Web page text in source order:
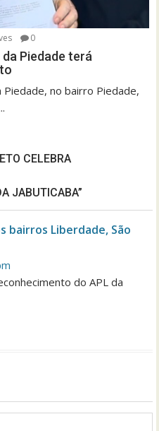
0
Piedade terá
Piedade, no bairro Piedade,
CELEBRA
JABUTICABA”
bairros Liberdade, São
do APL da